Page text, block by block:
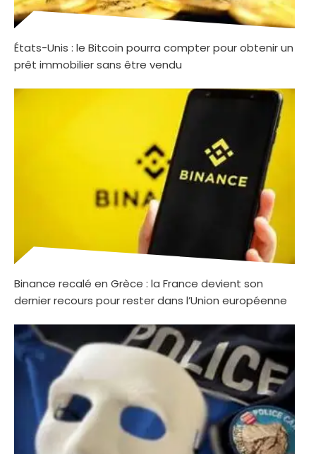
États-Unis : le Bitcoin pourra compter pour obtenir un
prêt immobilier sans être vendu
Binance recalé en Grèce : la France devient son
dernier recours pour rester dans l’Union européenne